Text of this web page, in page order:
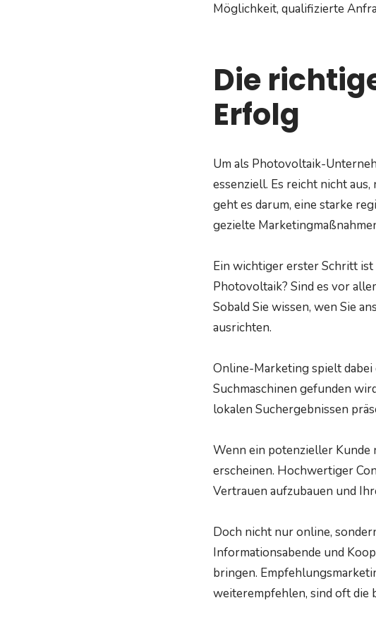
Möglichkeit, qualifizierte
Die
Erfolg
Um als Photovoltaik-
essenziell. Es reicht nicht
geht es darum, eine starke
gezielte
Ein wichtiger erster Schritt
Photovoltaik? Sind es vor
Sobald Sie wissen, wen Sie
ausrichten.
Online-Marketing spielt dabei
Suchmaschinen gefunden
lokalen Suchergebnissen
Wenn ein potenzieller Kunde
erscheinen. Hochwertiger
Vertrauen aufzubauen und
Doch nicht nur online,
Informationsabende und
bringen.
weiterempfehlen, sind oft die